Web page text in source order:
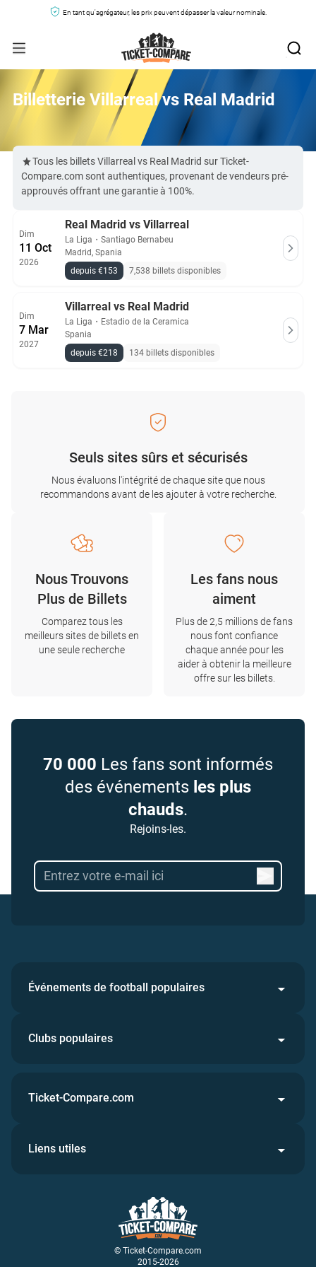
En tant qu'agrégateur, les prix peuvent dépasser la valeur nominale.
Billetterie Villarreal vs Real Madrid
Tous les billets Villarreal vs Real Madrid sur Ticket-
Compare.com sont authentiques, provenant de vendeurs pré-
approuvés offrant une garantie à 100%.
Dim
11 Oct
2026
Real Madrid vs Villarreal
La Liga ・ Santiago Bernabeu
Madrid, Spania
depuis €153
7,538 billets disponibles
Dim
7 Mar
2027
Villarreal vs Real Madrid
La Liga ・ Estadio de la Ceramica
Spania
depuis €218
134 billets disponibles
Seuls sites sûrs et sécurisés
Nous évaluons l'intégrité de chaque site que nous
recommandons avant de les ajouter à votre recherche.
Nous Trouvons
Plus de Billets
Comparez tous les
meilleurs sites de billets en
une seule recherche
Les fans nous
aiment
Plus de 2,5 millions de fans
nous font confiance
chaque année pour les
aider à obtenir la meilleure
offre sur les billets.
70 000 Les fans sont informés
des événements les plus
chauds.
Rejoins-les.
Événements de football populaires
Clubs populaires
© Ticket-Compare.com
2015-2026
Ticket-Compare.com
Liens utiles